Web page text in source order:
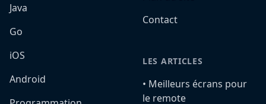
Java
Go
iOS
Android
Contact
LES ARTICLES
•️ Meilleurs écrans pour
le remote